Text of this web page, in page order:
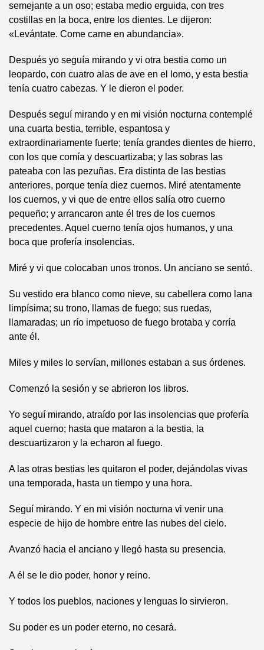
semejante a un oso; estaba medio erguida, con tres
costillas en la boca, entre los dientes. Le dijeron:
«Levántate. Come carne en abundancia».
Después yo seguía mirando y vi otra bestia como un
leopardo, con cuatro alas de ave en el lomo, y esta bestia
tenía cuatro cabezas. Y le dieron el poder.
Después seguí mirando y en mi visión nocturna contemplé
una cuarta bestia, terrible, espantosa y
extraordinariamente fuerte; tenía grandes dientes de hierro,
con los que comía y descuartizaba; y las sobras las
pateaba con las pezuñas. Era distinta de las bestias
anteriores, porque tenía diez cuernos. Miré atentamente
los cuernos, y vi que de entre ellos salía otro cuerno
pequeño; y arrancaron ante él tres de los cuernos
precedentes. Aquel cuerno tenía ojos humanos, y una
boca que profería insolencias.
Miré y vi que colocaban unos tronos. Un anciano se sentó.
Su vestido era blanco como nieve, su cabellera como lana
limpísima; su trono, llamas de fuego; sus ruedas,
llamaradas; un río impetuoso de fuego brotaba y corría
ante él.
Miles y miles lo servían, millones estaban a sus órdenes.
Comenzó la sesión y se abrieron los libros.
Yo seguí mirando, atraído por las insolencias que profería
aquel cuerno; hasta que mataron a la bestia, la
descuartizaron y la echaron al fuego.
A las otras bestias les quitaron el poder, dejándolas vivas
una temporada, hasta un tiempo y una hora.
Seguí mirando. Y en mi visión nocturna vi venir una
especie de hijo de hombre entre las nubes del cielo.
Avanzó hacia el anciano y llegó hasta su presencia.
A él se le dio poder, honor y reino.
Y todos los pueblos, naciones y lenguas lo sirvieron.
Su poder es un poder eterno, no cesará.